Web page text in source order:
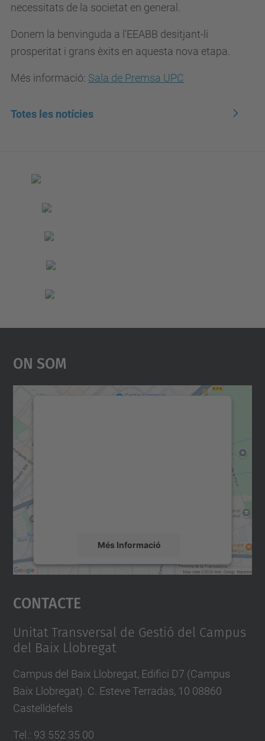
necessitats de la societat en general.
Donem la benvinguda a l'EEABB desitjant-li
prosperitat i grans èxits en aquesta nova etapa.
Més informació: Sala de Premsa UPC
Totes les notícies
On Som
Més Informació
Accepta
powered by
Contacte
Unitat Transversal de Gestió del Campus
del Baix Llobregat
Campus del Baix Llobregat, Edifici D7 (Campus
Baix Llobregat). C. Esteve Terradas, 10 08860
Castelldefels
Tel. : 93 552 35 00